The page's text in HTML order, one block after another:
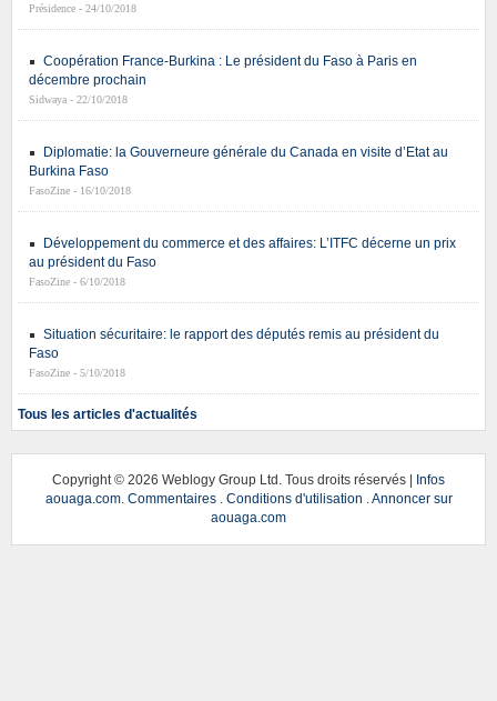
Présidence - 24/10/2018
Coopération France-Burkina : Le président du Faso à Paris en
décembre prochain
Sidwaya - 22/10/2018
Diplomatie: la Gouverneure générale du Canada en visite d’Etat au
Burkina Faso
FasoZine - 16/10/2018
Développement du commerce et des affaires: L’ITFC décerne un prix
au président du Faso
FasoZine - 6/10/2018
Situation sécuritaire: le rapport des députés remis au président du
Faso
FasoZine - 5/10/2018
Tous les articles d'actualités
Copyright © 2026 Weblogy Group Ltd. Tous droits réservés |
Infos
aouaga.com. Commentaires. Conditions d'utilisation .Annoncer sur
aouaga.com